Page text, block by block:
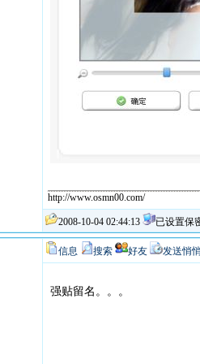
http://www.osmn00.com/
2008-10-04 02:44:13 已设置保
信息 搜索 好友 发送悄
强贴留名。。。